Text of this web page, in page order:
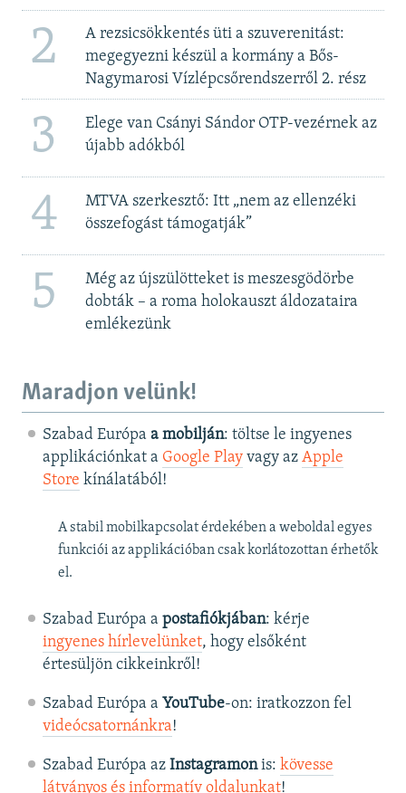
2
A rezsicsökkentés üti a szuverenitást:
megegyezni készül a kormány a Bős-
Nagymarosi Vízlépcsőrendszerről 2. rész
3
Elege van Csányi Sándor OTP-vezérnek az
újabb adókból
4
MTVA szerkesztő: Itt „nem az ellenzéki
összefogást támogatják”
5
Még az újszülötteket is meszesgödörbe
dobták – a roma holokauszt áldozataira
emlékezünk
Maradjon velünk!
Szabad Európa a mobilján: töltse le ingyenes
applikációnkat a Google Playvagy az Apple
Store kínálatából!
A stabil mobilkapcsolat érdekében a weboldal egyes
funkciói az applikációban csak korlátozottan érhetők
el.
Szabad Európa a postafiókjában: kérje
ingyenes hírlevelünket, hogy elsőként
értesüljön cikkeinkről!
Szabad Európa a YouTube-on: iratkozzon fel
videócsatornánkra!
Szabad Európa az Instagramonis: kövesse
látványos és informatív oldalunkat! ​